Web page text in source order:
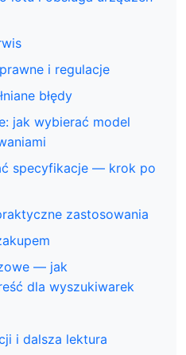
i regulacje
błędy
jak wybierać model
specyfikacje — krok po
zastosowania
— jak
dla wyszukiwarek
i dalsza lektura